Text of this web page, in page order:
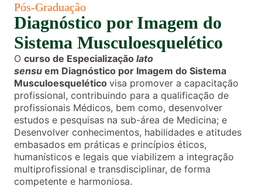
Pós-Graduação
Diagnóstico por Imagem do
Sistema Musculoesquelético
O curso de Especialização lato
sensu em Diagnóstico por Imagem do Sistema
Musculoesquelético visa promover a capacitação
profissional, contribuindo para a qualificação de
profissionais Médicos, bem como, desenvolver
estudos e pesquisas na sub-área de Medicina; e
Desenvolver conhecimentos, habilidades e atitudes
embasados em práticas e princípios éticos,
humanísticos e legais que viabilizem a integração
multiprofissional e transdisciplinar, de forma
competente e harmoniosa.